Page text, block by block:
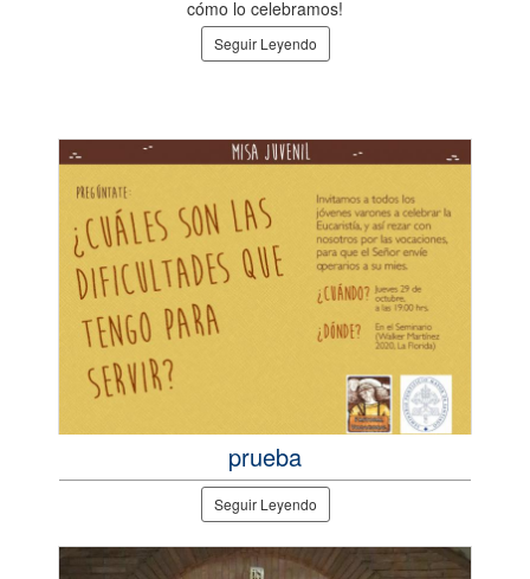
cómo lo celebramos!
Seguir Leyendo
prueba
Seguir Leyendo